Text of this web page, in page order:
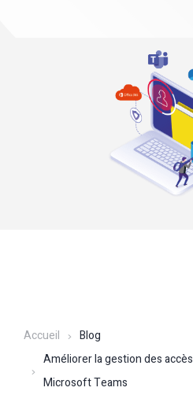
Accueil
Blog
Améliorer la gestion des
Microsoft Teams